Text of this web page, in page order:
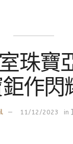
珠寶
作閃
11/12/2023 in